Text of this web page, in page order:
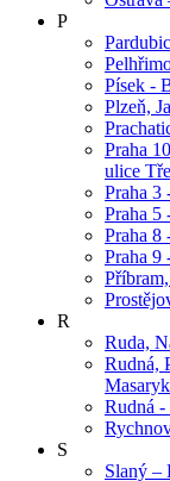
P
Písek -
Plzeň,
Praha
ulice
Praha 3
Praha 5
Praha 8
Praha 9
R
Ruda,
Rudná,
Rudná -
S
Slaný –